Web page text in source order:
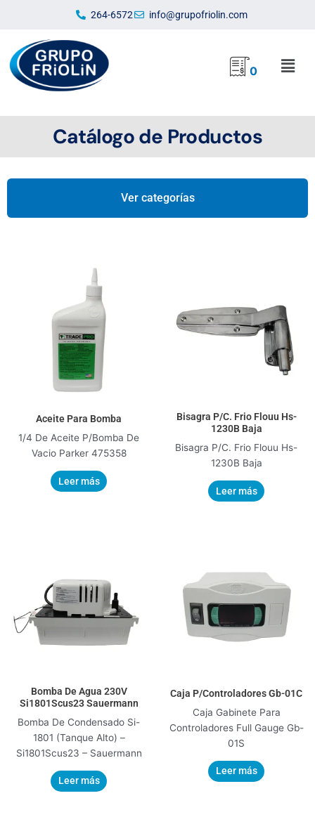
contenido
264-6572 info@grupofriolin.com
Main
0
Catálogo de Productos
Ver categorías
Aceite Para Bomba
1/4 De Aceite P/Bomba De
Vacio Parker 475358
Leer más
Bisagra P/C. Frio Flouu Hs-
1230B Baja
Bisagra P/C. Frio Flouu Hs-
1230B Baja
Leer más
Bomba De Agua 230V
Si1801Scus23 Sauermann
Bomba De Condensado Si-
1801 (Tanque Alto) –
Si1801Scus23 – Sauermann
Leer más
Caja P/Controladores Gb-01C
Caja Gabinete Para
Controladores Full Gauge Gb-
01S
Leer más